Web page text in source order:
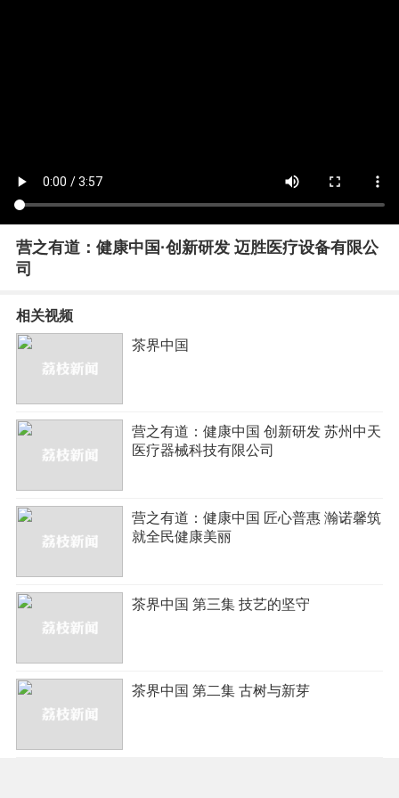
营之有道：健康中国·创新研发 迈胜医疗设备有限公
司
相关视频
茶界中国
营之有道：健康中国 创新研发 苏州中天
医疗器械科技有限公司
营之有道：健康中国 匠心普惠 瀚诺馨筑
就全民健康美丽
茶界中国 第三集 技艺的坚守
茶界中国 第二集 古树与新芽